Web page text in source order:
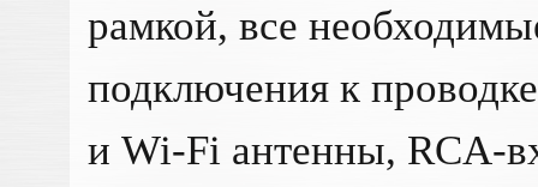
рамкой, все
подключения к
и Wi-Fi антенны, RCA-